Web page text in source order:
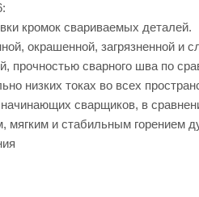
кромок свариваемых деталей.
окрашенной, загрязненной и
прочностью сварного шва по
низких токах во всех
сварщиков, в
и стабильным горением